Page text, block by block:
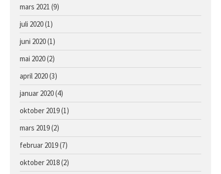
mars 2021 (9)
juli 2020(1)
juni 2020(1)
mai 2020(2)
april 2020(3)
januar 2020(4)
oktober 2019(1)
mars 2019(2)
februar 2019(7)
oktober 2018(2)